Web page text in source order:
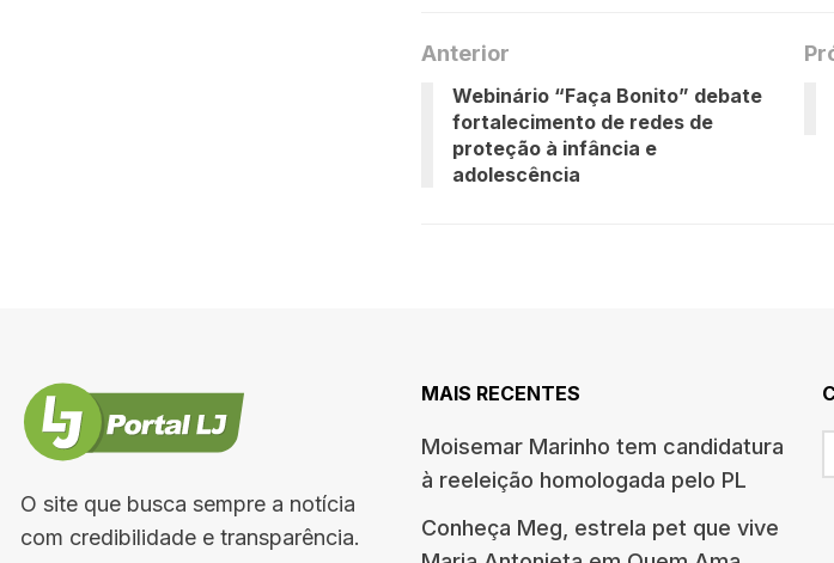
Anterior
Webinário “Faça Bonito” debate
fortalecimento de redes de
proteção à infância e
adolescência
O site que busca sempre a notícia
com credibilidade e transparência.
MAIS RECENTES
Moisemar Marinho tem candidatura
à reeleição homologada pelo PL
Conheça Meg, estrela pet que vive